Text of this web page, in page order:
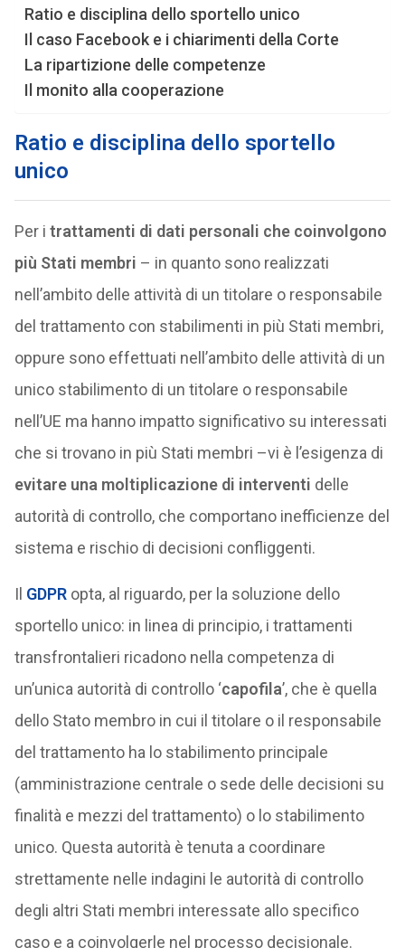
Ratio e disciplina dello sportello unico
Il caso Facebook e i chiarimenti della Corte
La ripartizione delle competenze
Il monito alla cooperazione
Ratio e disciplina dello sportello
unico
Per i trattamenti di dati personali che coinvolgono
più Stati membri – in quanto sono realizzati
nell’ambito delle attività di un titolare o responsabile
del trattamento con stabilimenti in più Stati membri,
oppure sono effettuati nell’ambito delle attività di un
unico stabilimento di un titolare o responsabile
nell’UE ma hanno impatto significativo su interessati
che si trovano in più Stati membri –vi è l’esigenza di
evitare una moltiplicazione di interventi delle
autorità di controllo, che comportano inefficienze del
sistema e rischio di decisioni confliggenti.
Il GDPRopta, al riguardo, per la soluzione dello
sportello unico: in linea di principio, i trattamenti
transfrontalieri ricadono nella competenza di
un’unica autorità di controllo ‘capofila’, che è quella
dello Stato membro in cui il titolare o il responsabile
del trattamento ha lo stabilimento principale
(amministrazione centrale o sede delle decisioni su
finalità e mezzi del trattamento) o lo stabilimento
unico. Questa autorità è tenuta a coordinare
strettamente nelle indagini le autorità di controllo
degli altri Stati membri interessate allo specifico
caso e a coinvolgerle nel processo decisionale.